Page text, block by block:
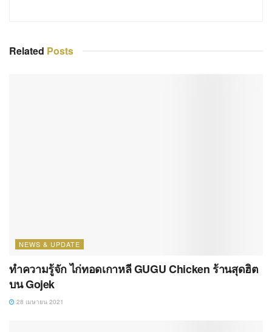
Related Posts
NEWS & UPDATE
ทำความรู้จัก ไก่ทอดเกาหลี GUGU Chicken ร้านสุดฮิต
บน Gojek
28 เมษายน 2021